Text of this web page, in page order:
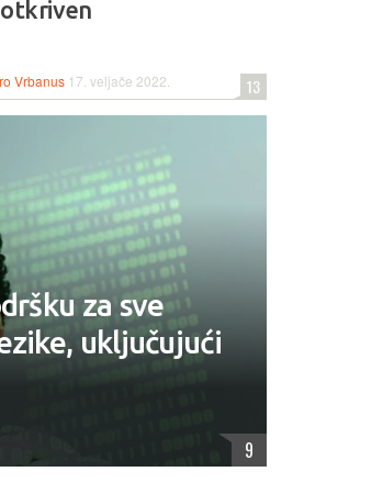
Vrbanus 17. veljače 2022. 13
za sve
uključujući
9